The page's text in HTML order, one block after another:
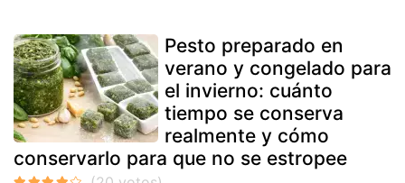
Pesto preparado en
verano y congelado para
el invierno: cuánto
tiempo se conserva
realmente y cómo
conservarlo para que no se estropee